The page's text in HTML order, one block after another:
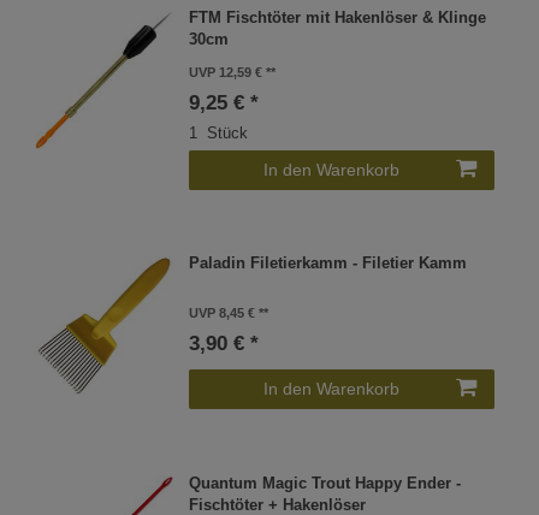
FTM Fischtöter mit Hakenlöser & Klinge
30cm
UVP 12,59 €
9,25 € *
1 Stück
In den Warenkorb
Paladin Filetierkamm - Filetier Kamm
UVP 8,45 €
3,90 € *
In den Warenkorb
Quantum Magic Trout Happy Ender -
Fischtöter + Hakenlöser